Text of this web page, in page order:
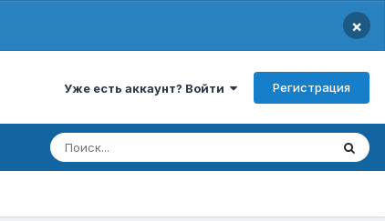
×
Уже есть аккаунт? Войти Регистрация